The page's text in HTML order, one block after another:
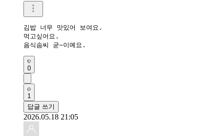
김밥 너무 맛있어 보여요.
먹고싶어요.
음식솜씨 굳~이예요.
0
1
답글 쓰기
2026.05.18 21:05